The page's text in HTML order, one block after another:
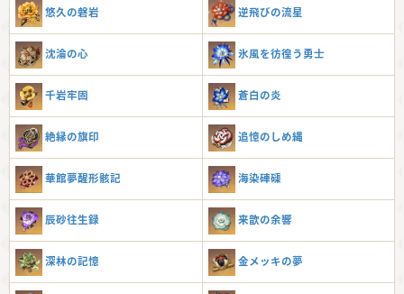
悠久の磐岩 逆飛びの流星
沈淪の心 氷風を彷徨う勇士
千岩牢固 蒼白の炎
絶縁の旗印 追憶のしめ縄
華館夢醒形骸記 海染硨磲
辰砂往生録 来歆の余響
深林の記憶 金メッキの夢